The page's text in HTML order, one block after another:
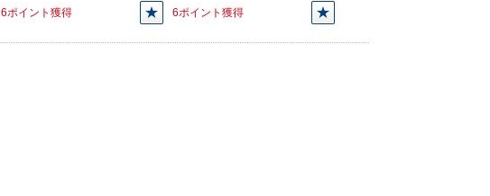
6ポイント獲得 6ポイント獲得